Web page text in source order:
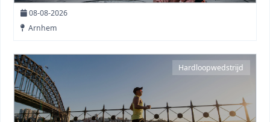
08-08-2026
Arnhem
Hardloopwedstrijd